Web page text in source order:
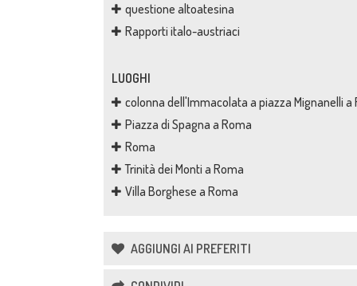
questione altoatesina
Rapporti italo-austriaci
LUOGHI
colonna dell'Immacolata a piazza Mignanelli a
Piazza di Spagna a Roma
Roma
Trinità dei Monti a Roma
Villa Borghese a Roma
AGGIUNGI AI PREFERITI